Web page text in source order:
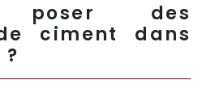
poser des
ciment dans